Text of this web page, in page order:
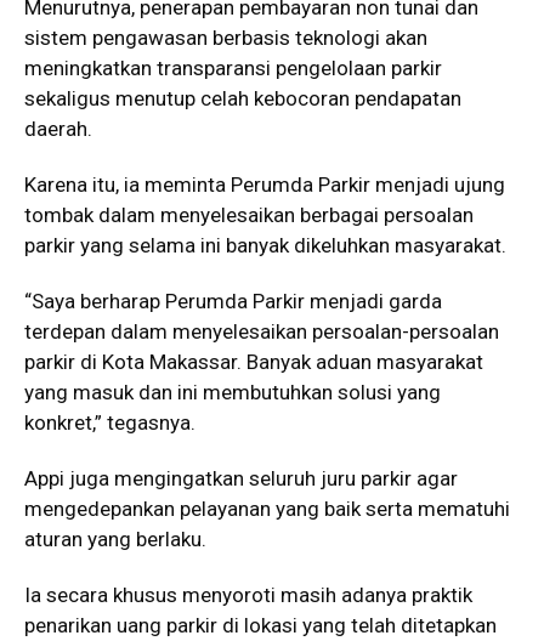
Menurutnya, penerapan pembayaran non tunai dan
sistem pengawasan berbasis teknologi akan
meningkatkan transparansi pengelolaan parkir
sekaligus menutup celah kebocoran pendapatan
daerah.
Karena itu, ia meminta Perumda Parkir menjadi ujung
tombak dalam menyelesaikan berbagai persoalan
parkir yang selama ini banyak dikeluhkan masyarakat.
“Saya berharap Perumda Parkir menjadi garda
terdepan dalam menyelesaikan persoalan-persoalan
parkir di Kota Makassar. Banyak aduan masyarakat
yang masuk dan ini membutuhkan solusi yang
konkret,” tegasnya.
Appi juga mengingatkan seluruh juru parkir agar
mengedepankan pelayanan yang baik serta mematuhi
aturan yang berlaku.
Ia secara khusus menyoroti masih adanya praktik
penarikan uang parkir di lokasi yang telah ditetapkan